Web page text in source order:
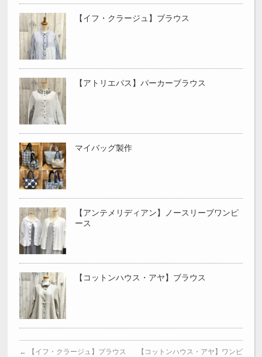
【イフ・クラージュ】ブラウス
【アトリエパス】パーカーブラウス
マイバッグ製作
【アンテメリディアン】ノースリーブワンピ
ース
【コットンハウス・アヤ】ブラウス
← 【イフ・クラージュ】ブラウス
【コットンハウス・アヤ】ワンピ